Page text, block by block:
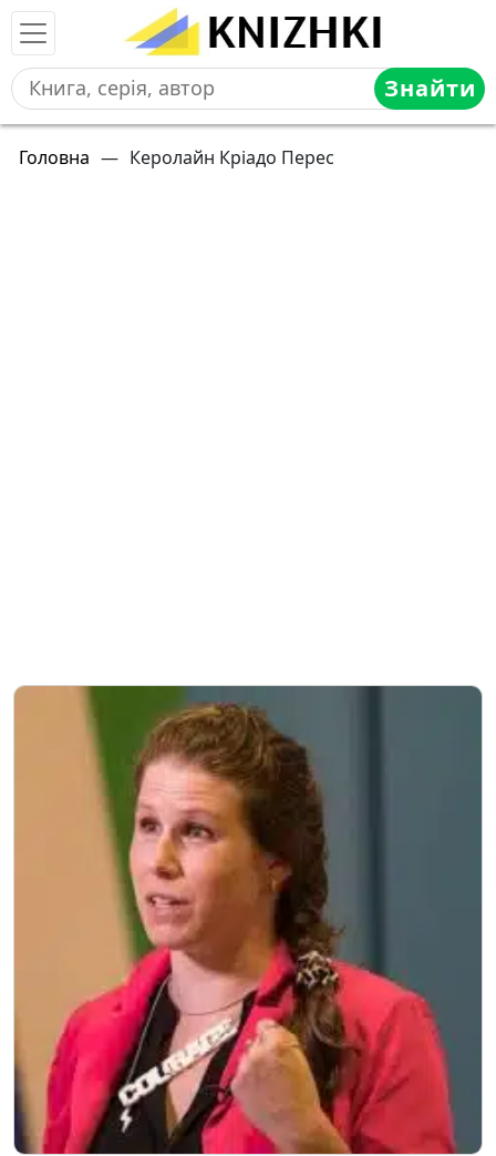
Знайти
Головна — Керолайн Кріадо Перес